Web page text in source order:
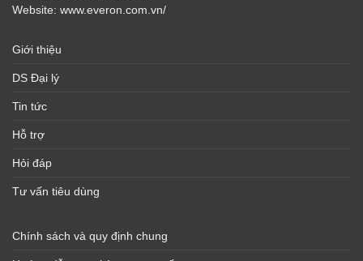
Website: www.everon.com.vn/
Giới thiệu
DS Đại lý
Tin tức
Hỗ trợ
Hỏi đáp
Tư vấn tiêu dùng
Chính sách và quy định chung